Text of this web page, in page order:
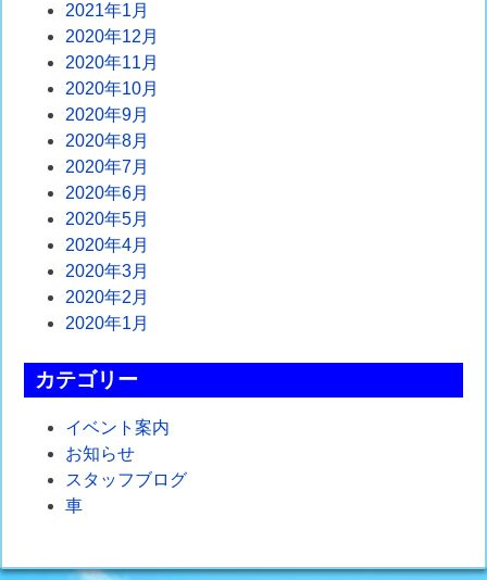
2021年1月
2020年12月
2020年11月
2020年10月
2020年9月
2020年8月
2020年7月
2020年6月
2020年5月
2020年4月
2020年3月
2020年2月
2020年1月
カテゴリー
イベント案内
お知らせ
スタッフブログ
車